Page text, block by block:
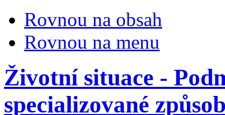
Rovnou na obsah
Rovnou na menu
Životní situace -
specializované